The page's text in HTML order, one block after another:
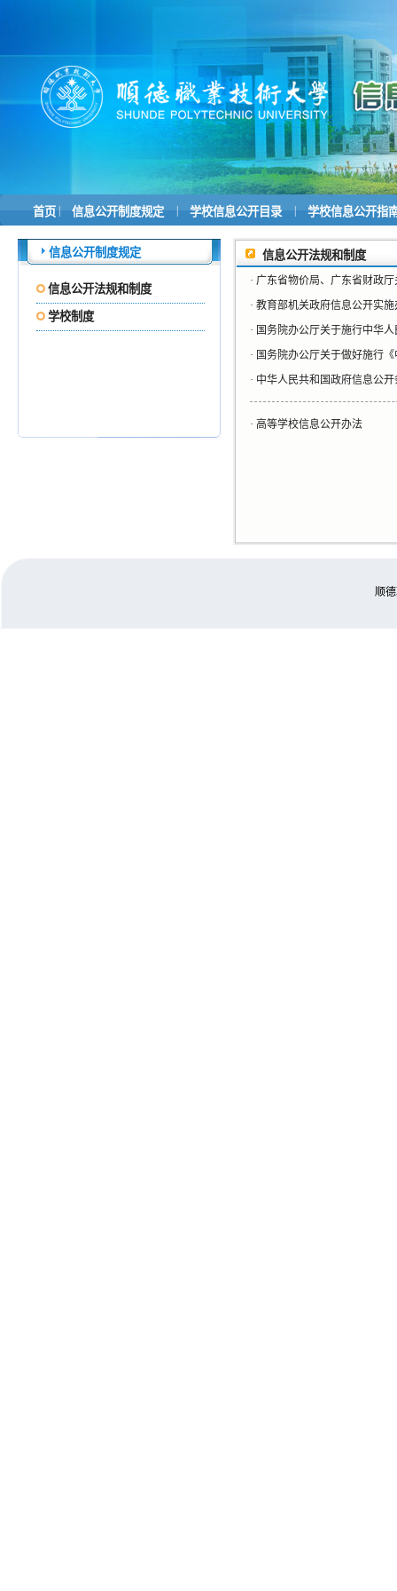
首页 信息公开制度规定 学校信息公开目录 学校信息公开指
信息公开制度规定
信息公开法规和制度
学校制度
信息公开法规和制度
· 广东省物价局、广东省财政
· 教育部机关政府信息公开实施
· 国务院办公厅关于施行中华
· 国务院办公厅关于做好施行
· 中华人民共和国政府信息公开
· 高等学校信息公开办法
顺